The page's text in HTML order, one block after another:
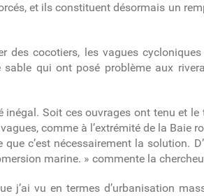
et ils constituent désormais un
des cocotiers, les vagues
qui ont posé problème aux
inégal. Soit ces ouvrages ont tenu et le
comme à l’extrémité de la Baie
c’est nécessairement la solution.
marine. » commente la
j’ai vu en termes d’urbanisation